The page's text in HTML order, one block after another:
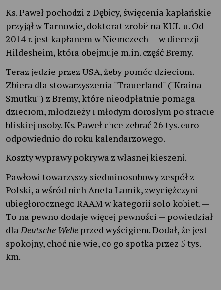
Ks. Paweł pochodzi z Dębicy, święcenia kapłańskie
przyjął w Tarnowie, doktorat zrobił na KUL-u. Od
2014 r. jest kapłanem w Niemczech — w diecezji
Hildesheim, która obejmuje m.in. część Bremy.
Teraz jedzie przez USA, żeby pomóc dzieciom.
Zbiera dla stowarzyszenia "Trauerland" ("Kraina
Smutku") z Bremy, które nieodpłatnie pomaga
dzieciom, młodzieży i młodym dorosłym po stracie
bliskiej osoby. Ks. Paweł chce zebrać 26 tys. euro —
odpowiednio do roku kalendarzowego.
Koszty wyprawy pokrywa z własnej kieszeni.
Pawłowi towarzyszy siedmioosobowy zespół z
Polski, a wśród nich Aneta Lamik, zwyciężczyni
ubiegłorocznego RAAM w kategorii solo kobiet. —
To na pewno dodaje więcej pewności — powiedział
dla Deutsche Welle przed wyścigiem. Dodał, że jest
spokojny, choć nie wie, co go spotka przez 5 tys.
km.